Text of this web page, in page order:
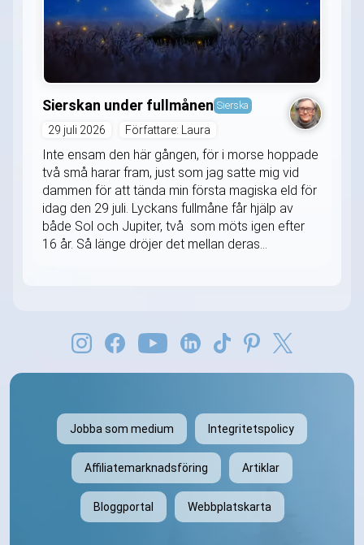
Sierskan under fullmånen Sierska
29 juli 2026 Författare: Laura
Inte ensam den här gången, för i morse hoppade
två små harar fram, just som jag satte mig vid
dammen för att tända min första magiska eld för
idag den 29 juli. Lyckans fullmåne får hjälp av
både Sol och Jupiter, två som möts igen efter
16 år. Så länge dröjer det mellan deras...
Jobba som medium Integritetspolicy
Affiliatemarknadsföring Artiklar
Bloggportal Webbplatskarta